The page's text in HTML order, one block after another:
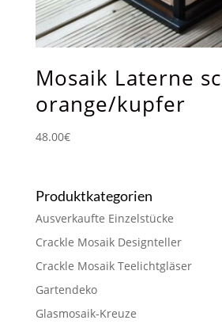
Mosaik Laterne
orange/kupfer
48.00€
Produktkategorien
Ausverkaufte Einzelstücke
Crackle Mosaik Designteller
Crackle Mosaik Teelichtgläser
Gartendeko
Glasmosaik-Kreuze